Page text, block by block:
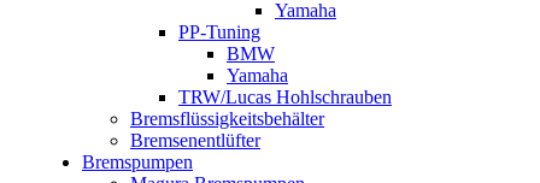
Yamaha
PP-Tuning
BMW
Yamaha
TRW/Lucas Hohlschrauben
Bremsflüssigkeitsbehälter
Bremsenentlüfter
Bremspumpen